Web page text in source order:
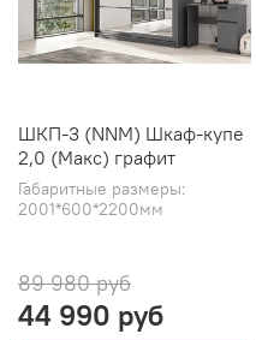
ШКП-3 (NNM) Шкаф-купе
2,0 (Макс) графит
Габаритные размеры:
2001*600*2200мм
89 980 руб
44 990 руб